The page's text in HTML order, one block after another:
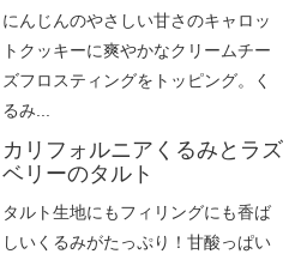
にんじんのやさしい甘さのキャロッ
トクッキーに爽やかなクリームチー
ズフロスティングをトッピング。く
るみ...
カリフォルニアくるみとラズ
ベリーのタルト
タルト生地にもフィリングにも香ば
しいくるみがたっぷり！甘酸っぱい